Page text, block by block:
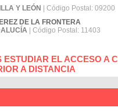
Y LEÓN
| Código Postal: 09200
DE LA FRONTERA
| Código Postal: 11403
EL ACCESO A
A DISTANCIA